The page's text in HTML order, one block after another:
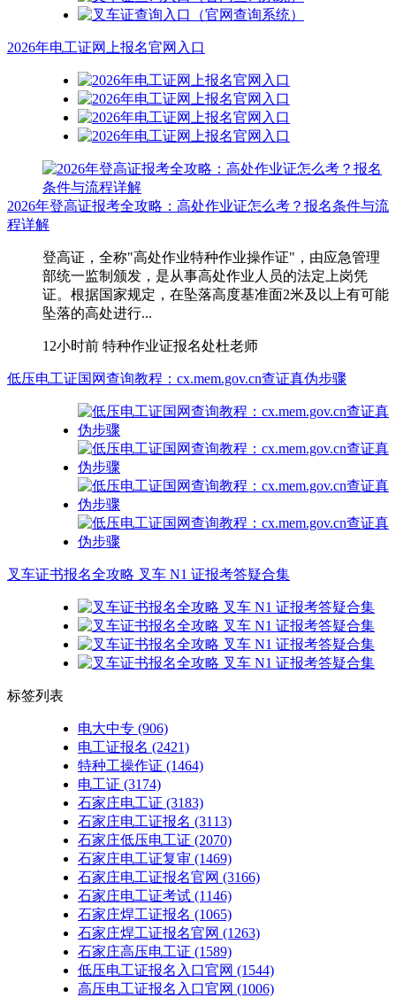
2026年电工证网上报名官网入口
2026年登高证报考全攻略：高处作业证怎么考？报名条件与流
程详解
登高证，全称"高处作业特种作业操作证"，由应急管理
部统一监制颁发，是从事高处作业人员的法定上岗凭
证。根据国家规定，在坠落高度基准面2米及以上有可能
坠落的高处进行...
12小时前 特种作业证报名处杜老师
低压电工证国网查询教程：cx.mem.gov.cn查证真伪步骤
叉车证书报名全攻略 叉车 N1 证报考答疑合集
标签列表
电大中专 (906)
电工证报名 (2421)
特种工操作证 (1464)
电工证 (3174)
石家庄电工证 (3183)
石家庄电工证报名 (3113)
石家庄低压电工证 (2070)
石家庄电工证复审 (1469)
石家庄电工证报名官网 (3166)
石家庄电工证考试 (1146)
石家庄焊工证报名 (1065)
石家庄焊工证报名官网 (1263)
石家庄高压电工证 (1589)
低压电工证报名入口官网 (1544)
高压电工证报名入口官网 (1006)